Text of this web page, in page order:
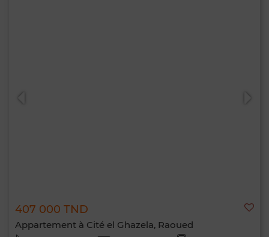
407 000 TND
Appartement à Cité el Ghazela, Raoued